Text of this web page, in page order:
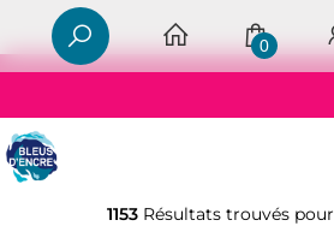
0
1153 Résultats trouvés pour